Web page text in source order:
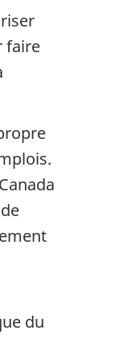
faire
du